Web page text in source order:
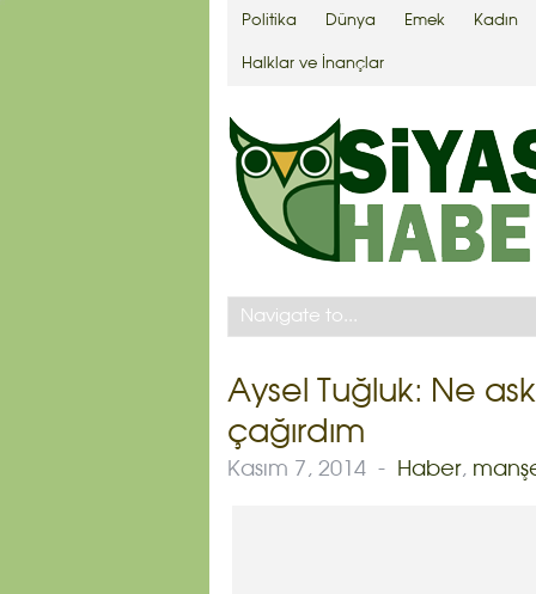
Politika Dünya Emek Kadın
Halklar ve İnançlar
Aysel Tuğluk: Ne
çağırdım
Kasım 7, 2014 - Haber,